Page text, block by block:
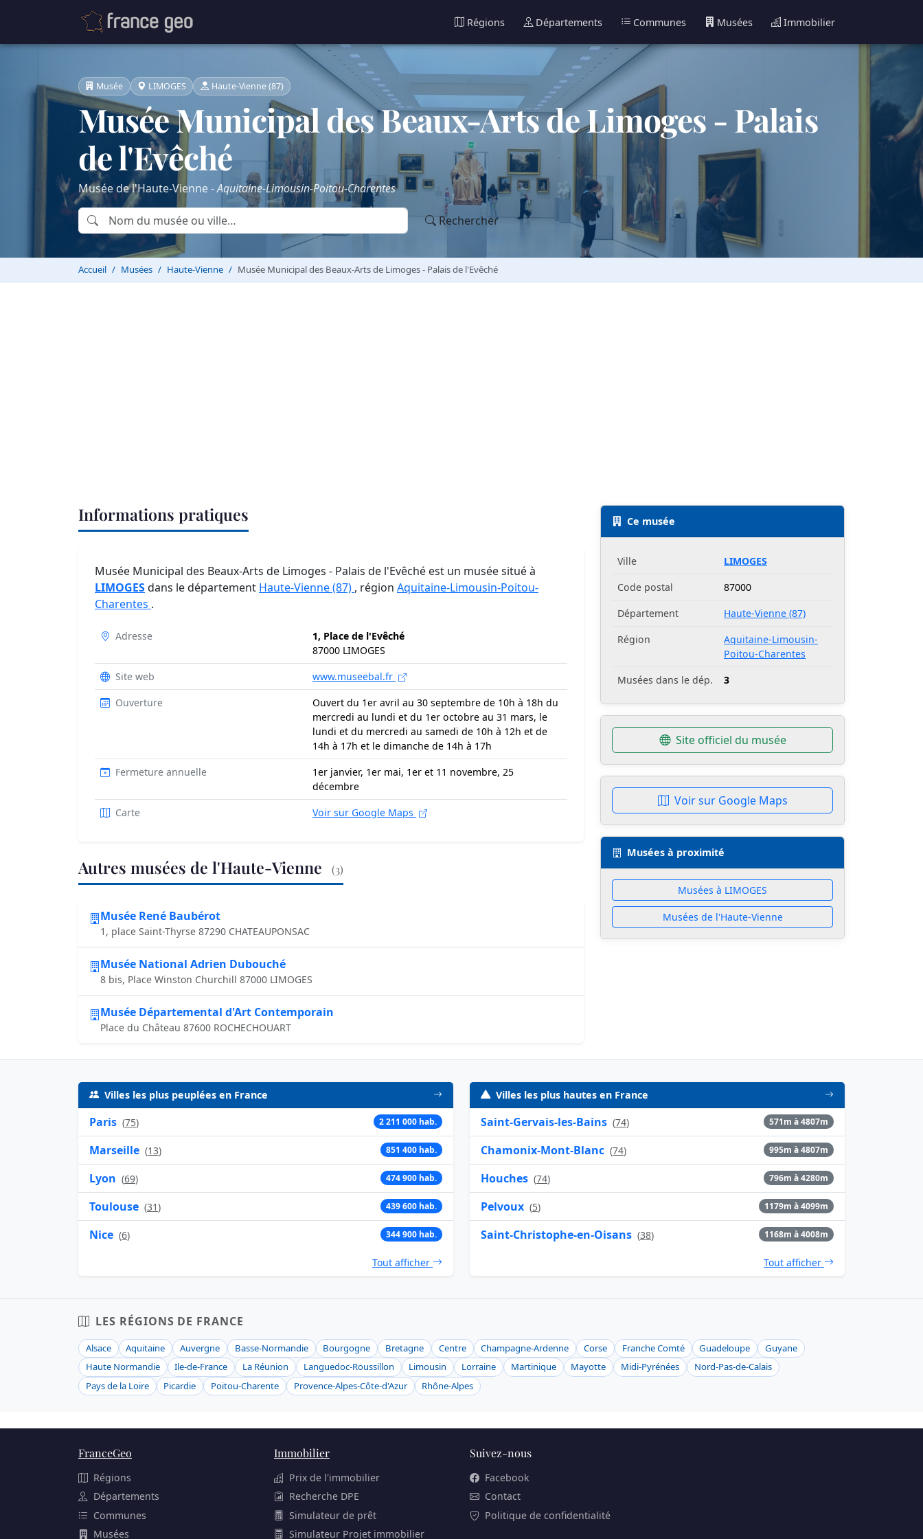
Régions Départements Communes Musées Immobilier
Musée LIMOGES Haute-Vienne (87)
Musée Municipal des Beaux-Arts de Limoges - Palais
de l'Evêché
Musée de l'Haute-Vienne -Aquitaine-Limousin-Poitou-Charentes
Rechercher
Accueil Musées Haute-Vienne Musée Municipal des Beaux-Arts de Limoges - Palais de l'Evêché
Informations pratiques
Musée Municipal des Beaux-Arts de Limoges - Palais de l'Evêché est un musée situé à
LIMOGESdans le département Haute-Vienne (87) , région Aquitaine-Limousin-Poitou-
Charentes .
Adresse
1, Place de l'Evêché
87000 LIMOGES
Site web
www.museebal.fr
Ouverture
Ouvert du 1er avril au 30 septembre de 10h à 18h du
mercredi au lundi et du 1er octobre au 31 mars, le
lundi et du mercredi au samedi de 10h à 12h et de
14h à 17h et le dimanche de 14h à 17h
Fermeture annuelle
1er janvier, 1er mai, 1er et 11 novembre, 25
décembre
Carte
Voir sur Google Maps
Autres musées de l'Haute-Vienne (3)
Musée René Baubérot
1, place Saint-Thyrse 87290 CHATEAUPONSAC
Musée National Adrien Dubouché
8 bis, Place Winston Churchill 87000 LIMOGES
Musée Départemental d'Art Contemporain
Place du Château 87600 ROCHECHOUART
Ce musée
Ville
LIMOGES
Code postal
87000
Département
Haute-Vienne (87)
Région
Aquitaine-Limousin-
Poitou-Charentes
Musées dans le dép.
3
Site officiel du musée
Voir sur Google Maps
Musées à proximité
Musées à LIMOGES
Musées de l'Haute-Vienne
Villes les plus peuplées en France
Paris (75) 2 211 000 hab.
Marseille (13) 851 400 hab.
Lyon (69) 474 900 hab.
Toulouse (31) 439 600 hab.
Nice (6) 344 900 hab.
Tout afficher
Villes les plus hautes en France
Saint-Gervais-les-Bains (74) 571m à 4807m
Chamonix-Mont-Blanc (74) 995m à 4807m
Houches (74) 796m à 4280m
Pelvoux (5) 1179m à 4099m
Saint-Christophe-en-Oisans (38) 1168m à 4008m
Tout afficher
LES RÉGIONS DE FRANCE
Alsace Aquitaine Auvergne Basse-Normandie Bourgogne Bretagne Centre Champagne-Ardenne Corse Franche Comté Guadeloupe
Guyane
Haute Normandie
Ile-de-France La Réunion Languedoc-Roussillon Limousin Lorraine Martinique Mayotte Midi-Pyrénées
Nord-Pas-de-Calais
Pays de la Loire
Picardie Poitou-Charente Provence-Alpes-Côte-d'Azur Rhône-Alpes
FranceGeo
Régions
Départements
Communes
Musées
Immobilier
Prix de l'immobilier
Recherche DPE
Simulateur de prêt
Simulateur Projet immobilier
Suivez-nous
Facebook
Contact
Politique de confidentialité